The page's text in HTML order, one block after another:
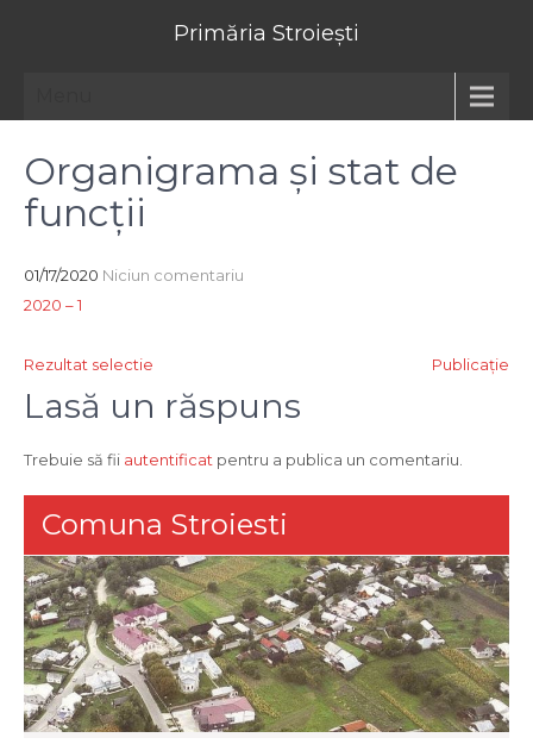
Primăria Stroiești
Organigrama și stat de
funcții
01/17/2020 Niciun comentariu
2020 – 1
Navigare
în
Rezultat selectie Publicație
Lasă un răspuns
Trebuie să fii autentificat pentru a publica un comentariu.
Comuna Stroiesti